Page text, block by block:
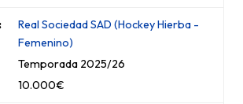
Real SociedadSAD(Hockey Hierba -
Femenino)
Temporada 2025/26
10.000€